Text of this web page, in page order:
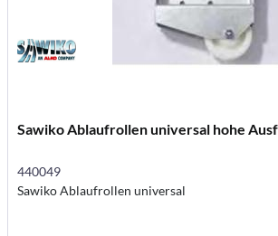
Sawiko Ablaufrollen universal hohe
440049
Sawiko Ablaufrollen universal